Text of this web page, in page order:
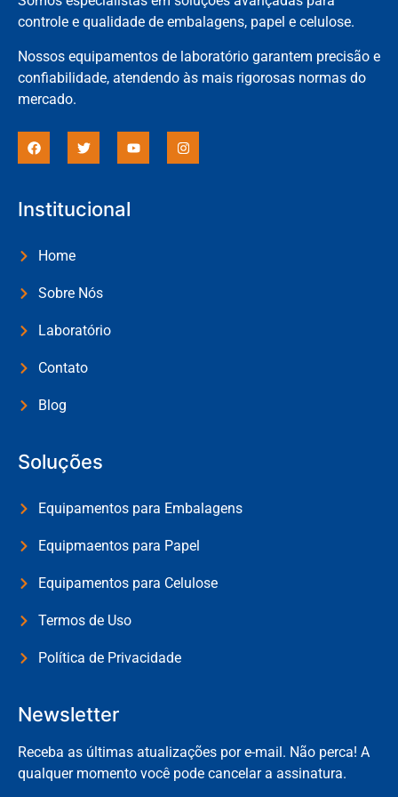
controle e qualidade de embalagens, papel e celulose.
Nossos equipamentos de laboratório garantem precisão e
confiabilidade, atendendo às mais rigorosas normas do
mercado.
Institucional
Home
Sobre Nós
Laboratório
Contato
Blog
Soluções
Equipamentos para Embalagens
Equipmaentos para Papel
Equipamentos para Celulose
Termos de Uso
Política de Privacidade
Newsletter
Receba as últimas atualizações por e-mail. Não perca! A
qualquer momento você pode cancelar a assinatura.